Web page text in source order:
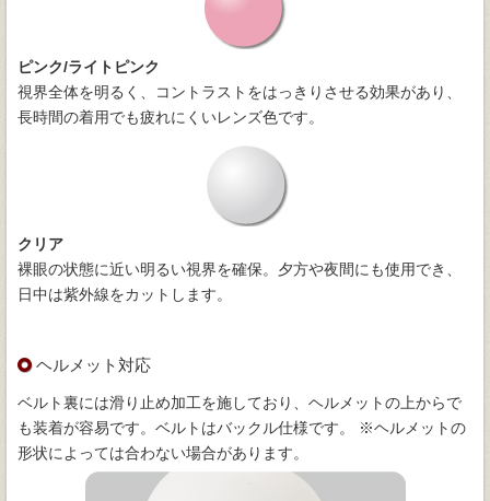
ピンク/ライトピンク
視界全体を明るく、コントラストをはっきりさせる効果があり、
長時間の着用でも疲れにくいレンズ色です。
クリア
裸眼の状態に近い明るい視界を確保。夕方や夜間にも使用でき、
日中は紫外線をカットします。
ヘルメット対応
ベルト裏には滑り止め加工を施しており、ヘルメットの上からで
も装着が容易です。ベルトはバックル仕様です。 ※ヘルメットの
形状によっては合わない場合があります。